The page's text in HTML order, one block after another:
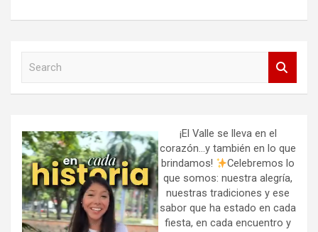
h
¡El Valle se lleva en el
corazón…y también en lo que
brindamos!
Celebremos lo
que somos: nuestra alegría,
nuestras tradiciones y ese
sabor que ha estado en cada
fiesta, en cada encuentro y